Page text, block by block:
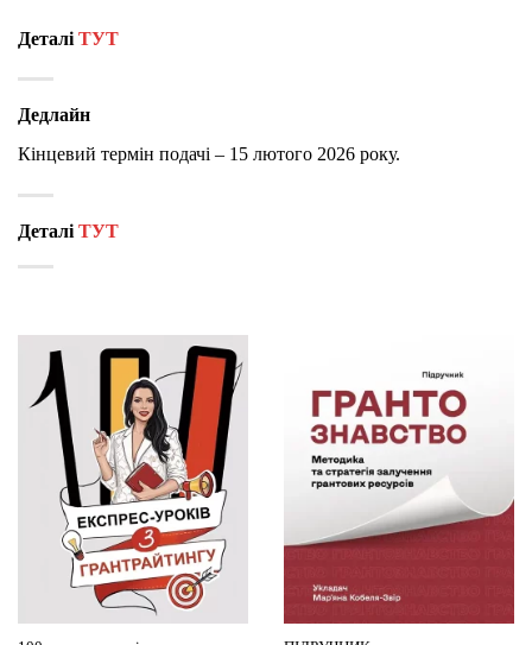
Деталі ТУТ
Дедлайн
Кінцевий термін подачі – 15 лютого 2026 року.
Деталі ТУТ